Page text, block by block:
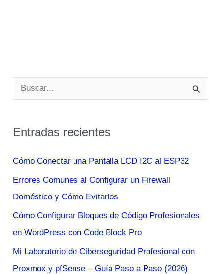
u
c
p
o
r
:
Entradas recientes
Cómo Conectar una Pantalla LCD I2C al ESP32
Errores Comunes al Configurar un Firewall
Doméstico y Cómo Evitarlos
Cómo Configurar Bloques de Código Profesionales
en WordPress con Code Block Pro
Mi Laboratorio de Ciberseguridad Profesional con
Proxmox y pfSense – Guía Paso a Paso (2026)